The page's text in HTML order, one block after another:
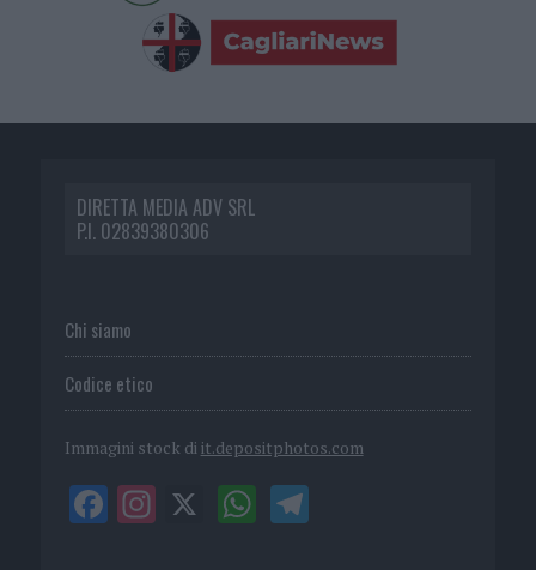
DIRETTA MEDIA ADV SRL
P.I. 02839380306
Chi siamo
Codice etico
Immagini stock di it.depositphotos.com